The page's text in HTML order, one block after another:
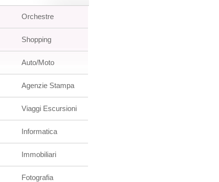
Orchestre
Shopping
Auto/Moto
Agenzie Stampa
Viaggi Escursioni
Informatica
Immobiliari
Fotografia